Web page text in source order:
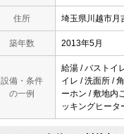
住所 埼玉県川越市月
築年数 2013年5月
設備・条件
の一例
給湯 / バストイ
イレ / 洗面所 /
ーホン / 敷地内
ッキングヒータ